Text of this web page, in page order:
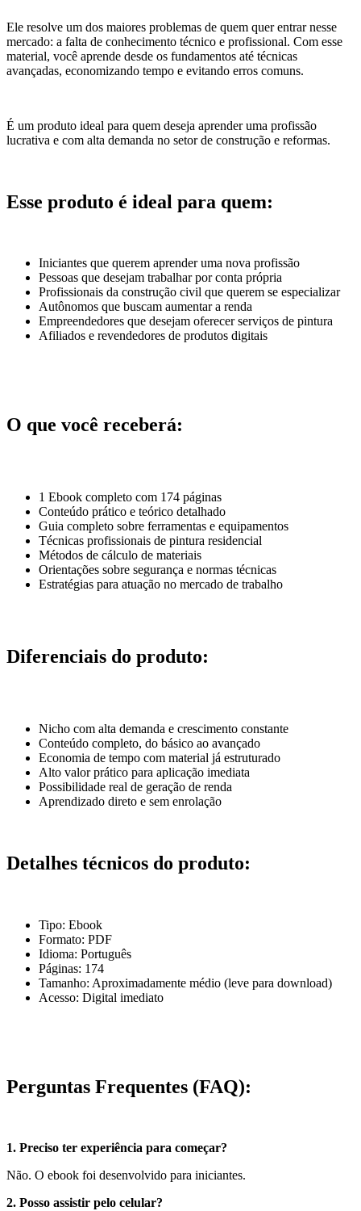
Ele resolve um dos maiores problemas de quem quer entrar nesse
mercado: a falta de conhecimento técnico e profissional. Com esse
material, você aprende desde os fundamentos até técnicas
avançadas, economizando tempo e evitando erros comuns.
É um produto ideal para quem deseja aprender uma profissão
lucrativa e com alta demanda no setor de construção e reformas.
Esse produto é ideal para quem:
Iniciantes que querem aprender uma nova profissão
Pessoas que desejam trabalhar por conta própria
Profissionais da construção civil que querem se especializar
Autônomos que buscam aumentar a renda
Empreendedores que desejam oferecer serviços de pintura
Afiliados e revendedores de produtos digitais
O que você receberá:
1 Ebook completo com 174 páginas
Conteúdo prático e teórico detalhado
Guia completo sobre ferramentas e equipamentos
Técnicas profissionais de pintura residencial
Métodos de cálculo de materiais
Orientações sobre segurança e normas técnicas
Estratégias para atuação no mercado de trabalho
Diferenciais do produto:
Nicho com alta demanda e crescimento constante
Conteúdo completo, do básico ao avançado
Economia de tempo com material já estruturado
Alto valor prático para aplicação imediata
Possibilidade real de geração de renda
Aprendizado direto e sem enrolação
Detalhes técnicos do produto:
Tipo: Ebook
Formato: PDF
Idioma: Português
Páginas: 174
Tamanho: Aproximadamente médio (leve para download)
Acesso: Digital imediato
Perguntas Frequentes (FAQ):
1. Preciso ter experiência para começar?
Não. O ebook foi desenvolvido para iniciantes.
2. Posso assistir pelo celular?